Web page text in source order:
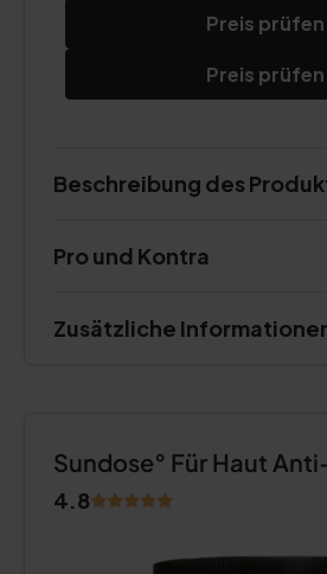
Preis prüfen
Preis prüfen
Beschreibung des
Pro und Kontra
Zusätzliche
Sundose° Für Haut
4.8